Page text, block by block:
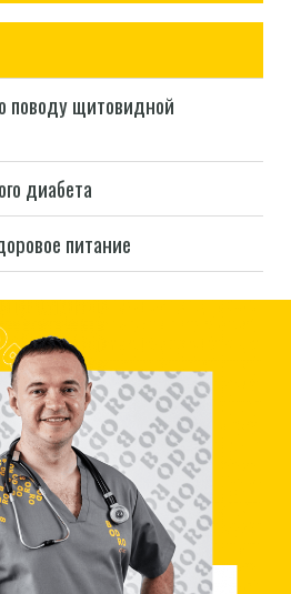
поводу щитовидной
диабета
питание